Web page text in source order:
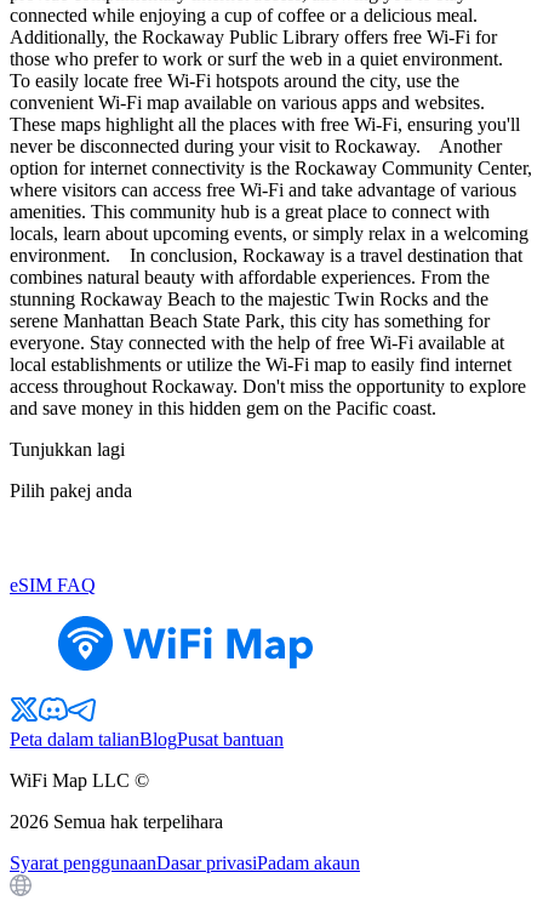
connected while enjoying a cup of coffee or a delicious meal.
Additionally, the Rockaway Public Library offers free Wi-Fi for
those who prefer to work or surf the web in a quiet environment.
To easily locate free Wi-Fi hotspots around the city, use the
convenient Wi-Fi map available on various apps and websites.
These maps highlight all the places with free Wi-Fi, ensuring you'll
never be disconnected during your visit to Rockaway. Another
option for internet connectivity is the Rockaway Community Center,
where visitors can access free Wi-Fi and take advantage of various
amenities. This community hub is a great place to connect with
locals, learn about upcoming events, or simply relax in a welcoming
environment. In conclusion, Rockaway is a travel destination that
combines natural beauty with affordable experiences. From the
stunning Rockaway Beach to the majestic Twin Rocks and the
serene Manhattan Beach State Park, this city has something for
everyone. Stay connected with the help of free Wi-Fi available at
local establishments or utilize the Wi-Fi map to easily find internet
access throughout Rockaway. Don't miss the opportunity to explore
and save money in this hidden gem on the Pacific coast.
Tunjukkan lagi
Pilih pakej anda
eSIM FAQ
Peta dalam talianBlogPusat bantuan
WiFi Map LLC ©
2026 Semua hak terpelihara
Syarat penggunaanDasar privasiPadam akaun